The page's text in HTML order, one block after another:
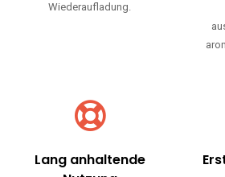
Wiederaufladung.
Lang anhaltende